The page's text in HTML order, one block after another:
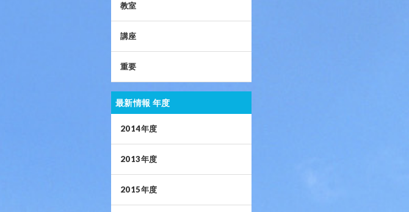
教室
講座
重要
最新情報 年度
2014年度
2013年度
2015年度